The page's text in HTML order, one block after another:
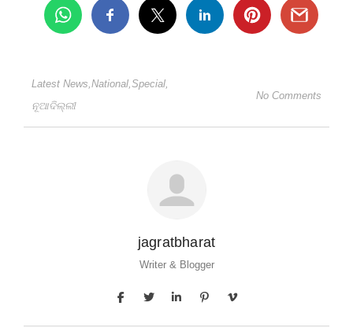
Latest News,National,Special,
ନୂଆଦିଲ୍ଲୀ
No Comments
jagratbharat
Writer & Blogger